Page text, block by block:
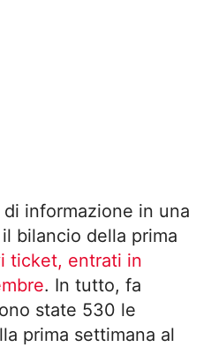
informazione in una
bilancio della prima
ticket, entrati in
. In tutto, fa
state 530 le
prima settimana al